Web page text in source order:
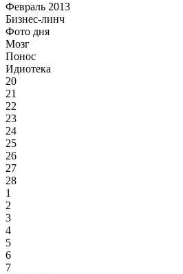
Февраль 2013
Бизнес-линч
Фото дня
Мозг
Понос
Идиотека
20
21
22
23
24
25
26
27
28
1
2
3
4
5
6
7